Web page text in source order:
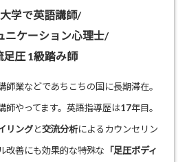
学で英語講師/
ニケーション心理士/
足圧 1級踏み師
業などであちこちの国に長期滞在。
やってます。英語指導歴は17年目。
リングと交流分析によるカウンセリン
改善にも効果的な特殊な 「足圧ボディ